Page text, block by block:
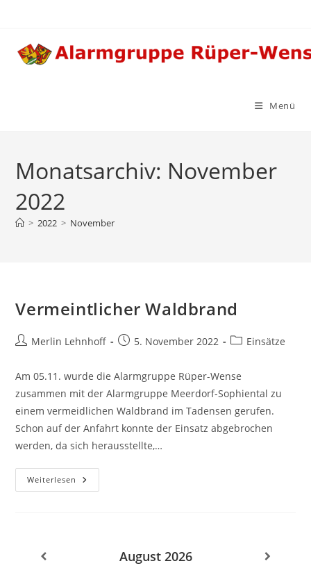
springen
Menü
Monatsarchiv: November
2022
> 2022 > November
Vermeintlicher Waldbrand
Beitrags-
Merlin Lehnhoff
Beitrag5. November 2022
Beitrags-
Einsätze
Am 05.11. wurde die Alarmgruppe Rüper-Wense
zusammen mit der Alarmgruppe Meerdorf-Sophiental zu
einem vermeidlichen Waldbrand im Tadensen gerufen.
Schon auf der Anfahrt konnte der Einsatz abgebrochen
werden, da sich herausstellte,…
Weiterlesen Vermeintlicher
Waldbrand
August 2026